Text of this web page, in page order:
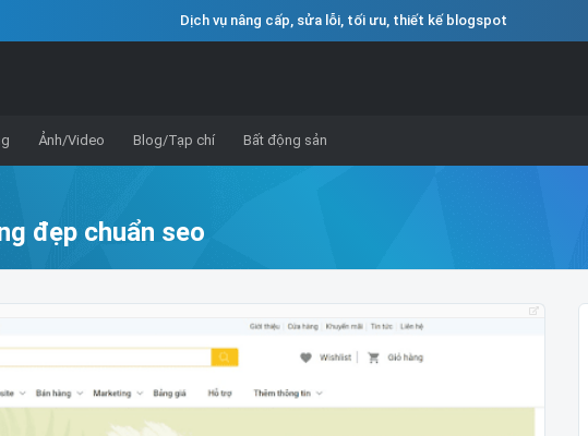
Dịch vụ nâng cấp, sửa lỗi, tối ưu, thiết kế blogspot
Ảnh/Video Blog/Tạp chí Bất động sản
đẹp chuẩn seo